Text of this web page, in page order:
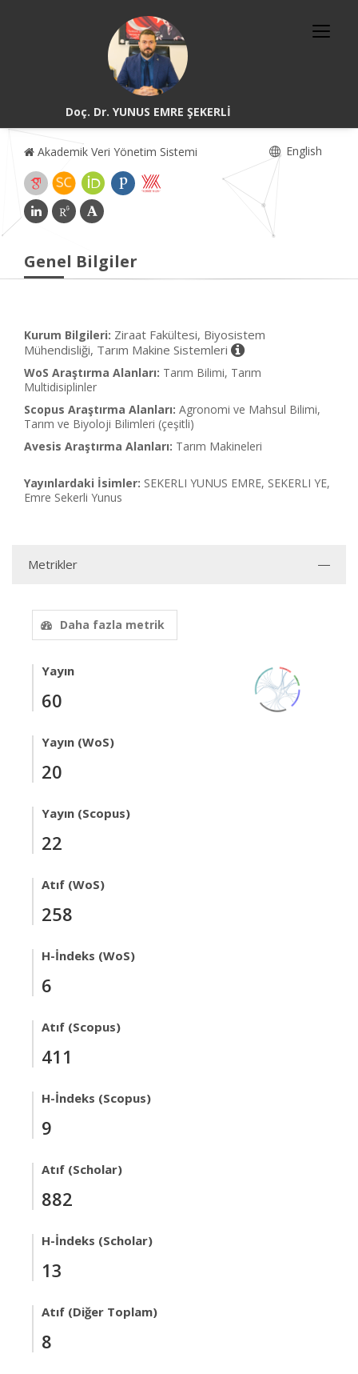
Doç. Dr. YUNUS EMRE ŞEKERLİ
Akademik Veri Yönetim Sistemi English
Genel Bilgiler
Kurum Bilgileri: Ziraat Fakültesi, Biyosistem
Mühendisliği, Tarım Makine Sistemleri
WoS Araştırma Alanları: Tarım Bilimi, Tarım
Multidisiplinler
Scopus Araştırma Alanları: Agronomi ve Mahsul Bilimi,
Tarım ve Biyoloji Bilimleri (çeşitli)
Avesis Araştırma Alanları: Tarım Makineleri
Yayınlardaki İsimler: SEKERLI YUNUS EMRE, SEKERLI YE,
Emre Sekerli Yunus
Metrikler
Daha fazla metrik
Yayın
60
Yayın (WoS)
20
Yayın (Scopus)
22
Atıf (WoS)
258
H-İndeks (WoS)
6
Atıf (Scopus)
411
H-İndeks (Scopus)
9
Atıf (Scholar)
882
H-İndeks (Scholar)
13
Atıf (Diğer Toplam)
8